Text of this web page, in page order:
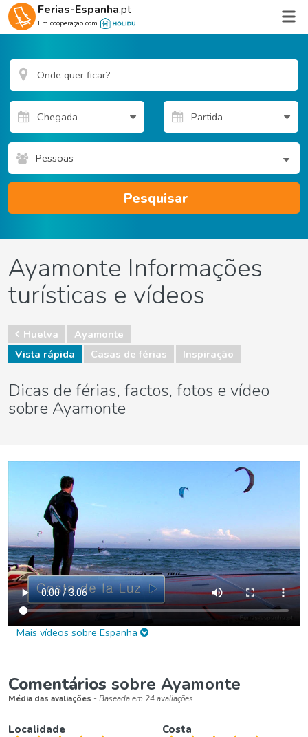
Ferias-Espanha.pt
Em cooperação com
Pessoas
Pesquisar
Ayamonte Informações
turísticas e vídeos
Huelva
Ayamonte
Vista rápida
Casas de férias Inspiração
Dicas de férias, factos, fotos e vídeo
sobre Ayamonte
Mais vídeos sobre Espanha
Comentários sobre Ayamonte
Média das avaliações - Baseada em 24 avaliações.
Localidade Costa